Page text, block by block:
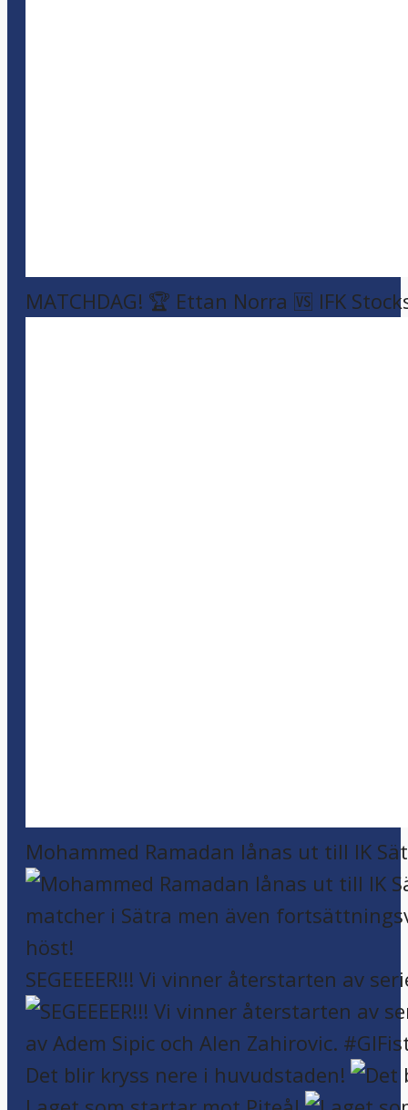
MATCHDAG! 🏆 Ettan Norra 🆚 IFK
Mohammed Ramadan lånas ut till IK
SEGEEEER!!! Vi vinner återstarten av
Det blir kryss nere i huvudstaden!